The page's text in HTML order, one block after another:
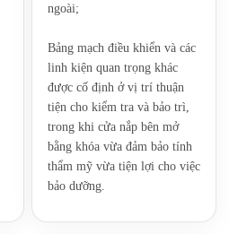
ngoài;
Bảng mạch điều khiển và các
linh kiện quan trọng khác
được cố định ở vị trí thuận
tiện cho kiểm tra và bảo trì,
trong khi cửa nắp bên mở
bằng khóa vừa đảm bảo tính
thẩm mỹ vừa tiện lợi cho việc
bảo dưỡng.